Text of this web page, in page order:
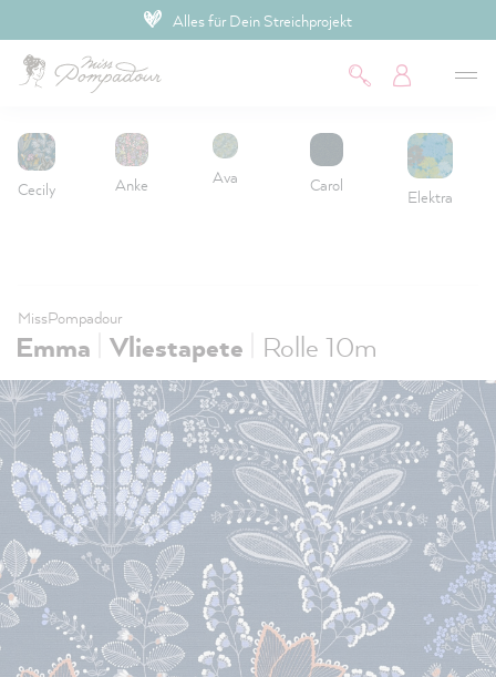
Alles für Dein Streichprojekt
Cecily Anke Ava Carol
Elektra
MissPompadour
Emma Vliestapete Rolle 10m